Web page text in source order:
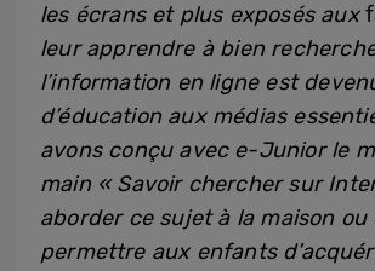
les écrans et plus exposés aux
leur apprendre à bien
l’information en ligne est
d’éducation aux médias
avons conçu avec e-Junior le
main « Savoir chercher sur
aborder ce sujet à la maison ou
permettre aux enfants